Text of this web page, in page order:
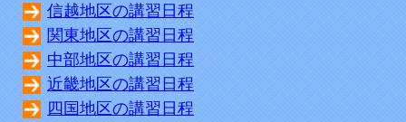
信越地区の講習日程
関東地区の講習日程
中部地区の講習日程
近畿地区の講習日程
四国地区の講習日程